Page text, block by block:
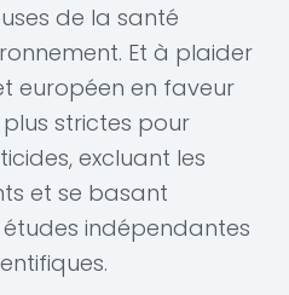
de la santé
Et à plaider
européen en faveur
strictes pour
excluant les
et se basant
indépendantes